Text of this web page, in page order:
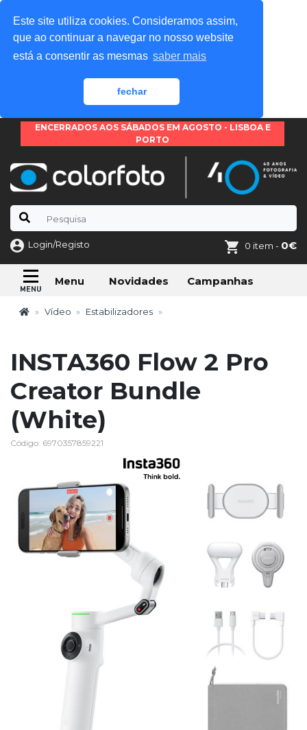
Este site utiliza cookies. Consideramos assim,
que ao continuar a navegar no nosso website
está a consentir as mesmas saber mais
fechar
ENCERRADOS AOS SÁBADOS EM AGOSTO - LISBOA E
PORTO
Login/Registo 0 item - 0€
Menu Novidades Campanhas
Vídeo Estabilizadores
INSTA360 Flow 2 Pro
Creator Bundle
(White)
Código: 6970357859221